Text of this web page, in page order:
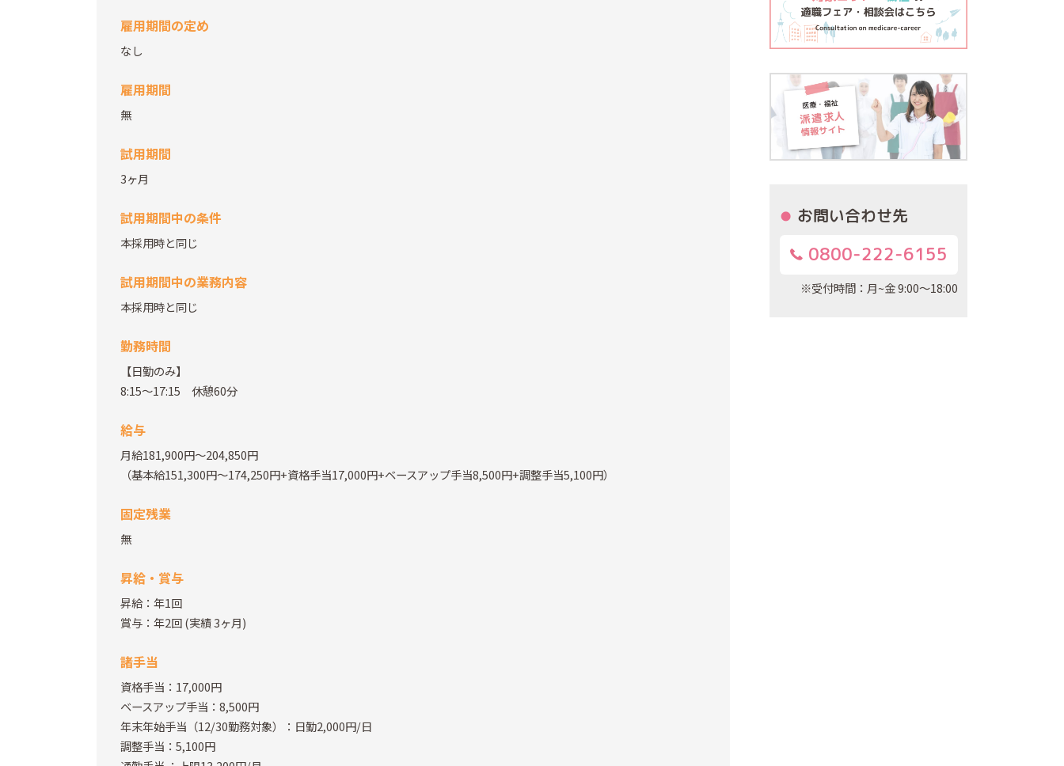
雇用期間の定め
なし
雇用期間
無
試用期間
3ヶ月
試用期間中の条件
本採用時と同じ
試用期間中の業務内容
本採用時と同じ
勤務時間
【日勤のみ】
8:15～17:15 休憩60分
給与
月給181,900円～204,850円
（基本給151,300円～174,250円+資格手当17,000円+ベースアップ手当8,500円+調整手当5,100円）
固定残業
無
昇給・賞与
昇給：年1回
賞与：年2回(実績 3ヶ月)
諸手当
資格手当：17,000円
ベースアップ手当：8,500円
年末年始手当（12/30勤務対象）：日勤2,000円/日
調整手当：5,100円
お問い合わせ先
0800-222-6155
※受付時間：月~金 9:00～18:00